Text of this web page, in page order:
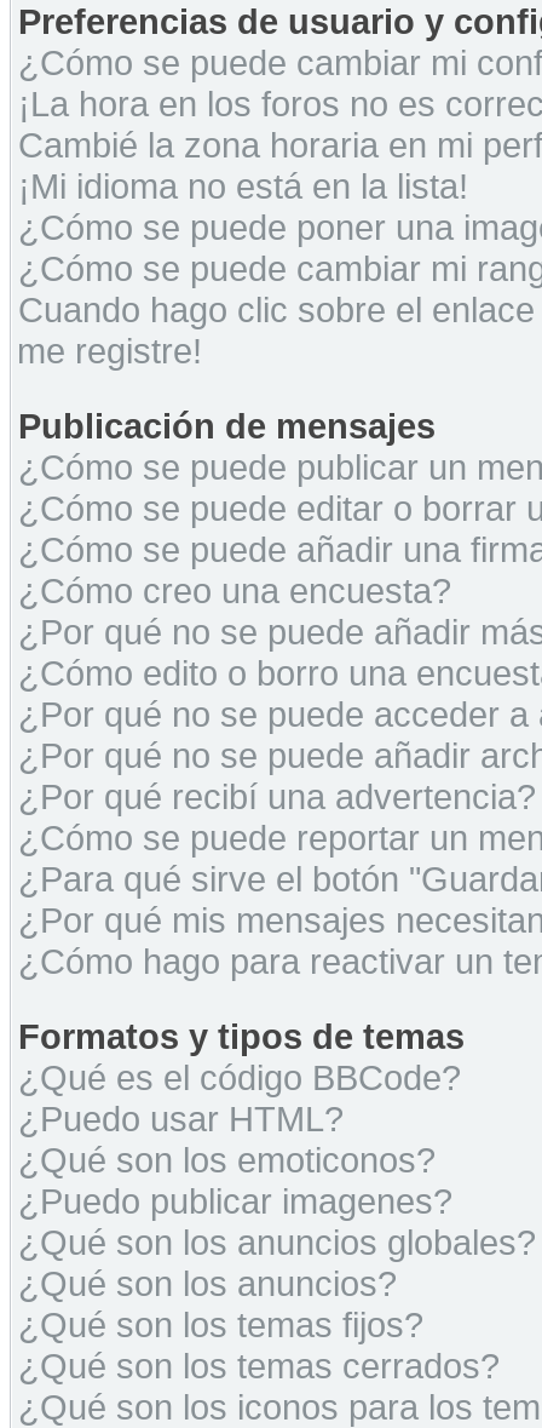
Preferencias de usuario y
¿Cómo se puede cambiar mi
¡La hora en los foros no es
Cambié la zona horaria en mi
¡Mi idioma no está en la lista!
¿Cómo se puede poner una
¿Cómo se puede cambiar mi
Cuando hago clic sobre el
me registre!
Publicación de mensajes
¿Cómo se puede publicar un
¿Cómo se puede editar o borrar
¿Cómo se puede añadir una
¿Cómo creo una encuesta?
¿Por qué no se puede añadir
¿Cómo edito o borro una
¿Por qué no se puede acceder a
¿Por qué no se puede añadir
¿Por qué recibí una advertencia?
¿Cómo se puede reportar un
¿Para qué sirve el botón
¿Por qué mis mensajes
¿Cómo hago para reactivar un
Formatos y tipos de temas
¿Qué es el código BBCode?
¿Puedo usar HTML?
¿Qué son los emoticonos?
¿Puedo publicar imagenes?
¿Qué son los anuncios globales?
¿Qué son los anuncios?
¿Qué son los temas fijos?
¿Qué son los temas cerrados?
¿Qué son los iconos para los